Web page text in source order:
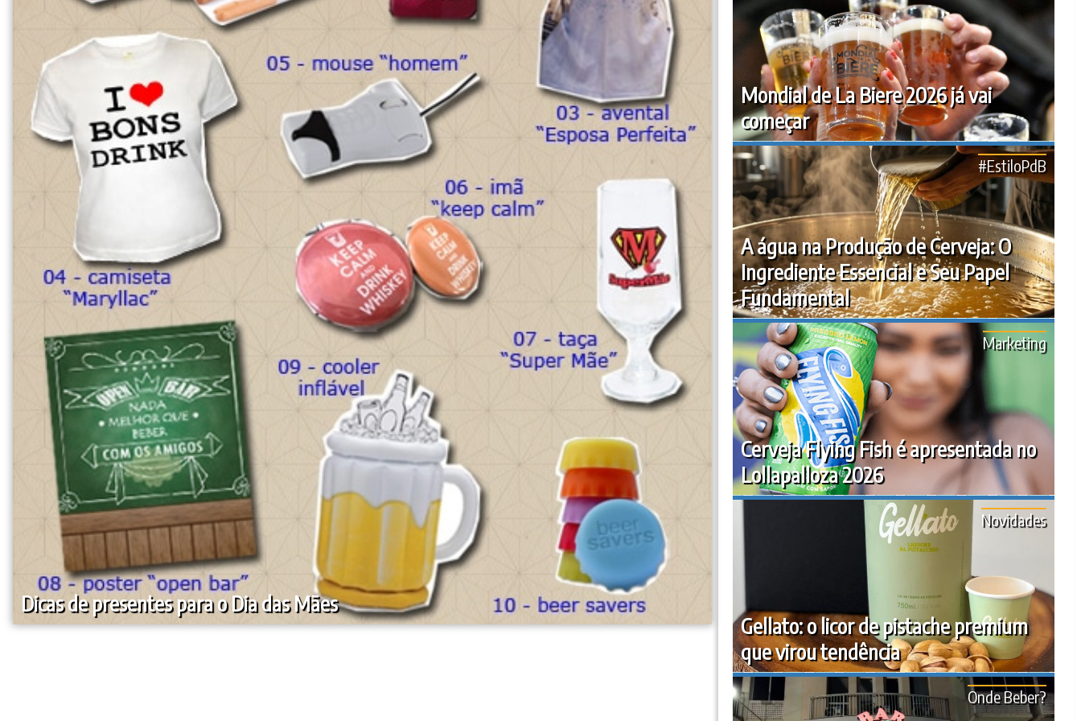
Dicas de presentes para o Dia das Mães
Mondial de La Biere 2026 já vai
começar
A água na Produção de Cerveja: O
Ingrediente Essencial e Seu Papel
Fundamental
#EstiloPdB
Cerveja Flying Fish é apresentada no
Lollapalloza 2026
Marketing
Gellato: o licor de pistache premium
que virou tendência
Novidades
Onde Beber?